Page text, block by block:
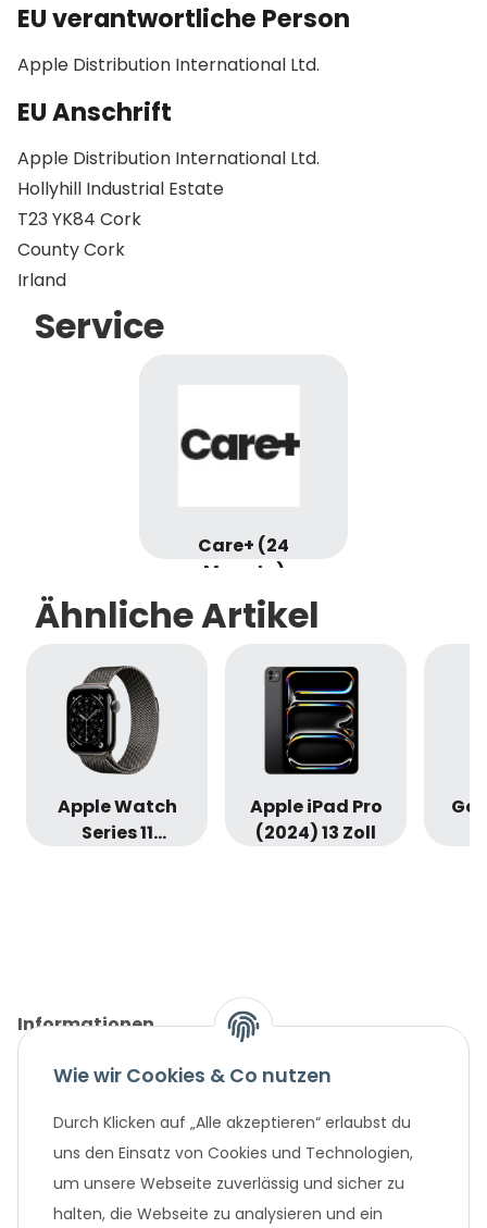
EU verantwortliche Person
Apple Distribution International Ltd.
EU Anschrift
Apple Distribution International Ltd.
Hollyhill Industrial Estate
T23 YK84 Cork
County Cork
Irland
Service
Care+ (24
Monate)
Ähnliche Artikel
Apple Watch
Series 11
Apple iPad Pro
(2024) 13 Zoll
Informationen
Gesetzliche Informationen
Unternehmen
Beliebte Angebote
Wie wir Cookies & Co nutzen
Durch Klicken auf „Alle akzeptieren“ erlaubst du
uns den Einsatz von Cookies und Technologien,
um unsere Webseite zuverlässig und sicher zu
halten, die Webseite zu analysieren und ein